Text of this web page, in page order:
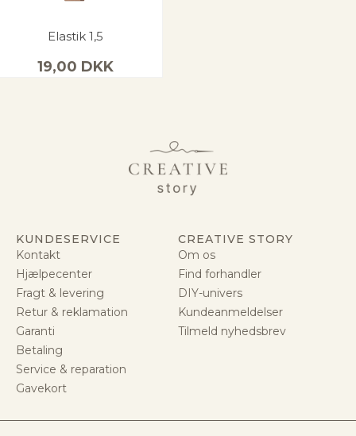
Elastik 1,5
19,00 DKK
KUNDESERVICE
Kontakt
Hjælpecenter
Fragt & levering
Retur & reklamation
Garanti
Betaling
Service & reparation
Gavekort
CREATIVE STORY
Om os
Find forhandler
DIY-univers
Kundeanmeldelser
Tilmeld nyhedsbrev